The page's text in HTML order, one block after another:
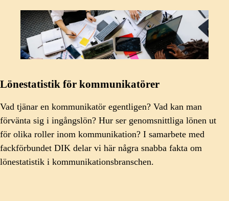
Lönestatistik för kommunikatörer
Vad tjänar en kommunikatör egentligen? Vad kan man
förvänta sig i ingångslön? Hur ser genomsnittliga lönen ut
för olika roller inom kommunikation? I samarbete med
fackförbundet DIK delar vi här några snabba fakta om
lönestatistik i kommunikationsbranschen.